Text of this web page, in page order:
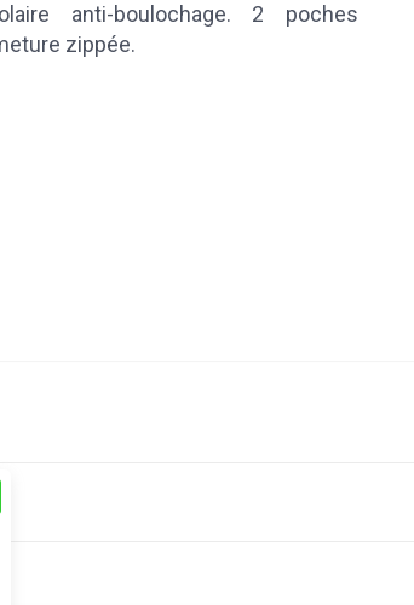
anti-boulochage. 2 poches
zippée.